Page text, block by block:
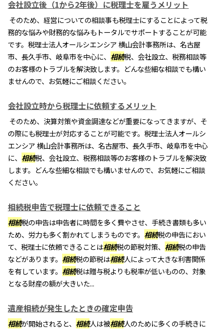
会社設立後（1から2年後）に税理士を雇うメリット
そのため、経営についての相談事も税理士にすることによって税
務的な悩みや財務的な悩みもトータルでサポートすることが可能
です。税理士法人オールシエンシア 横山会計事務所は、名古屋
市、長久手市、岐阜市を中心に、 相続税、会社設立、税務相談等
のお客様のトラブルを解決致します。どんな些細な相談でも構い
ませんので、お気軽にご相談ください。
会社設立時から税理士に依頼するメリット
そのため、決算対策や資金調達などが重要になってきますが、そ
の際にも税理士が対応することが可能です。税理士法人オールシ
エンシア 横山会計事務所は、名古屋市、長久手市、岐阜市を中心
に、 相続税、会社設立、税務相談等のお客様のトラブルを解決致
します。どんな些細な相談でも構いませんので、お気軽にご相談
ください。
相続税申告で税理士に依頼できること
相続税の申告は申告者に時間を多く費やさせ、手続き書類も多い
ため、労力も多く割かれてしまうものです。 相続税の申告におい
て、税理士に依頼できることは相続税の節税対策、 相続税の申告
などがあります。 相続税の節税は相続人によって大きな利害関係
を有しています。 相続税は贈与税よりも税率が低いものの、対象
となる財産の額が大きいた...
遺産相続が発生したときの確定申告
相続が開始されると、 相続人は被相続人のために多くの手続きに